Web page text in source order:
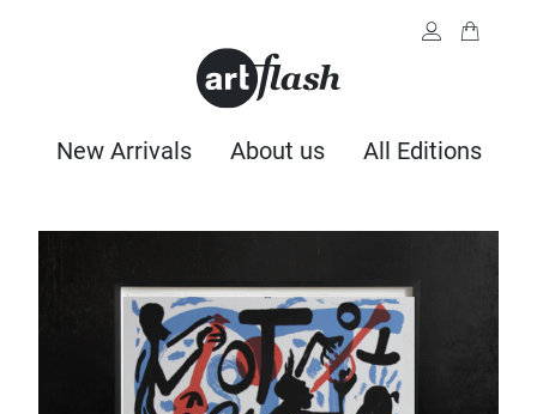
New Arrivals About us All Editions